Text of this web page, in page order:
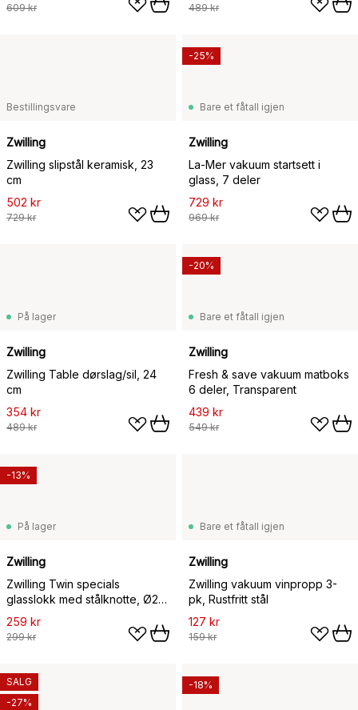
609 kr 489 kr
Bestillingsvare
Zwilling
Zwilling slipstål keramisk, 23
cm
502 kr
729 kr
Bare et fåtall igjen
Zwilling
La-Mer vakuum startsett i
glass, 7 deler
729 kr
969 kr
-25%
På lager
Zwilling
Zwilling Table dørslag/sil, 24
cm
354 kr
489 kr
Bare et fåtall igjen
Zwilling
Fresh & save vakuum matboks
6 deler, Transparent
439 kr
549 kr
-20%
På lager
Zwilling
Zwilling Twin specials
glasslokk med stålknotte, Ø28
cm
259 kr
299 kr
-13%
Bare et fåtall igjen
Zwilling
Zwilling vakuum vinpropp 3-
pk, Rustfritt stål
127 kr
159 kr
SALG
-27%
-18%